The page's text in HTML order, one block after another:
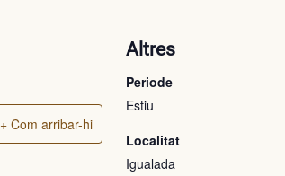
+ Com arribar-hi
Altres
Periode
Estiu
Localitat
Igualada